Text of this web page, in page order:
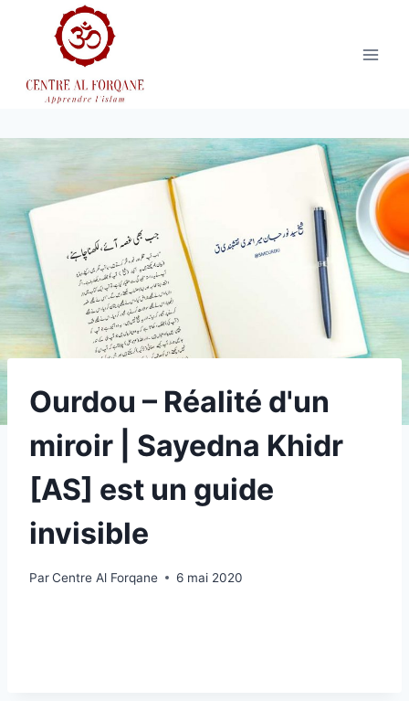
Ourdou – Réalité d'un
miroir | Sayedna Khidr
[AS] est un guide
invisible
ParCentre Al Forqane 6 mai 2020